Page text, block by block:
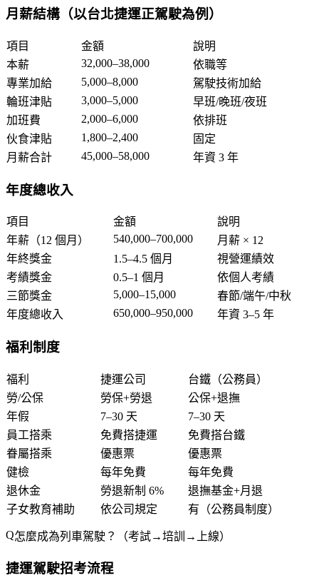
月薪結構（以台北捷運正駕駛為例）
項目 金額
說明
本薪
32,000–38,000
依職等
專業加給
5,000–8,000
駕駛技術加給
輪班津貼
3,000–5,000
早班/晚班/夜班
加班費
2,000–6,000
依排班
伙食津貼
1,800–2,400
固定
月薪合計
45,000–58,000 年資 3 年
年度總收入
項目 金額
說明
年薪（12 個月）
540,000–700,000
月薪 × 12
年終獎金
1.5–4.5 個月
視營運績效
考績獎金
0.5–1 個月
依個人考績
三節獎金
5,000–15,000
春節/端午/中秋
年度總收入
650,000–950,000 年資 3–5 年
福利制度
福利 捷運公司
台鐵（公務員）
勞/公保
勞保+勞退
公保+退撫
年假
7–30 天
7–30 天
員工搭乘
免費搭捷運
免費搭台鐵
眷屬搭乘
優惠票
優惠票
健檢
每年免費
每年免費
退休金
勞退新制 6%
退撫基金+月退
子女教育補助
依公司規定 有（公務員制度）
怎麼成為列車駕駛？（考試→培訓→上線）
捷運駕駛招考流程